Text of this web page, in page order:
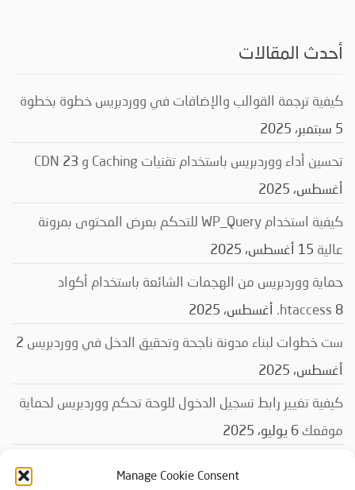
Manage Cookie Consent
أحدث المقالات
كيفية ترجمة القوالب والإضافات في ووردبريس خطوة بخطوة
5 سبتمبر، 2025
تحسين أداء ووردبريس باستخدام تقنيات Caching و CDN
23
أغسطس، 2025
كيفية استخدام WP_Query للتحكم بعرض المحتوى بمرونة
عالية 15 أغسطس، 2025
حماية ووردبريس من الهجمات الشائعة باستخدام أكواد
‎.htaccess 8 أغسطس، 2025
ست خطوات لبناء مدونة ناجحة وتحقيق الدخل في ووردبريس 2
أغسطس، 2025
كيفية تغيير رابط تسجيل الدخول للوحة تحكم ووردبريس لحماية
موقعك6 يوليو، 2025